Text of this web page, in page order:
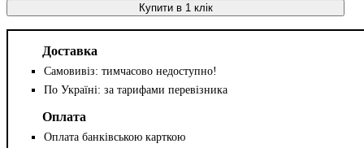
Купити в 1 клік
Доставка
Самовивіз: тимчасово недоступно!
По Україні: за тарифами перевізника
Оплата
Оплата банківською карткою